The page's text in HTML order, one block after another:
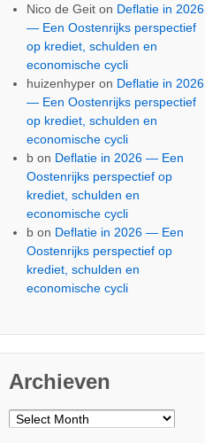
Nico de Geit on Deflatie in 2026
— Een Oostenrijks perspectief
op krediet, schulden en
economische cycli
huizenhyper on Deflatie in 2026
— Een Oostenrijks perspectief
op krediet, schulden en
economische cycli
b on Deflatie in 2026 — Een
Oostenrijks perspectief op
krediet, schulden en
economische cycli
b on Deflatie in 2026 — Een
Oostenrijks perspectief op
krediet, schulden en
economische cycli
Archieven
Archieven